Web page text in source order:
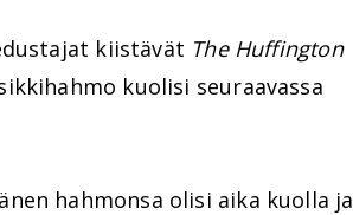
kiistävät The Huffington
kuolisi seuraavassa
hahmonsa olisi aika kuolla ja